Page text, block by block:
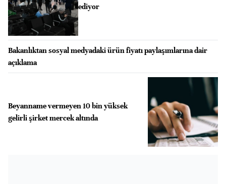
ediyor
Bakanlıktan sosyal medyadaki ürün fiyatı paylaşımlarına dair
açıklama
Beyanname vermeyen 10 bin yüksek
gelirli şirket mercek altında